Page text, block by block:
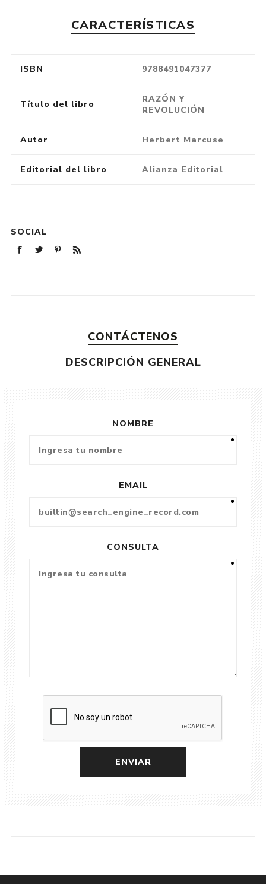
CARACTERÍSTICAS
ISBN 9788491047377
Título del libro
RAZÓN Y
REVOLUCIÓN
Autor Herbert Marcuse
Editorial del libro Alianza Editorial
SOCIAL
CONTÁCTENOS
DESCRIPCIÓN GENERAL
NOMBRE
EMAIL
CONSULTA